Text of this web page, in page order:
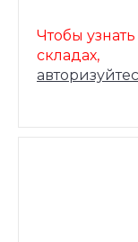
Чтобы
складах,